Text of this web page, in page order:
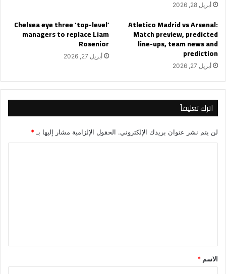
أبريل 28, 2026
Atletico Madrid vs Arsenal:
Match preview, predicted
line-ups, team news and
prediction
أبريل 27, 2026
Chelsea eye three ‘top-level’
managers to replace Liam
Rosenior
أبريل 27, 2026
اترك تعليقاً
لن يتم نشر عنوان بريدك الإلكتروني. الحقول الإلزامية مشار إليها بـ*
*
الاسم *